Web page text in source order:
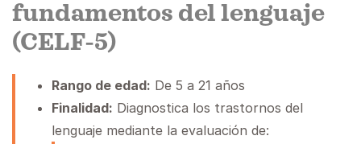
fundamentos del lenguaje
(CELF-5)
Rango de edad: De 5 a 21 años
Finalidad: Diagnostica los trastornos del
lenguaje mediante la evaluación de: